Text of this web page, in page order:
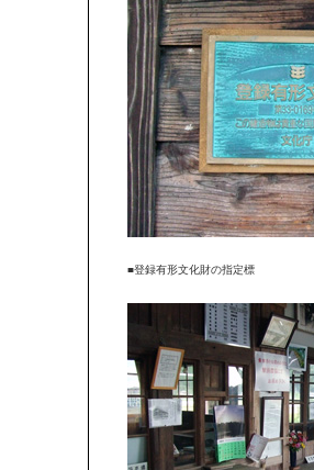
■登録有形文化財の指定標